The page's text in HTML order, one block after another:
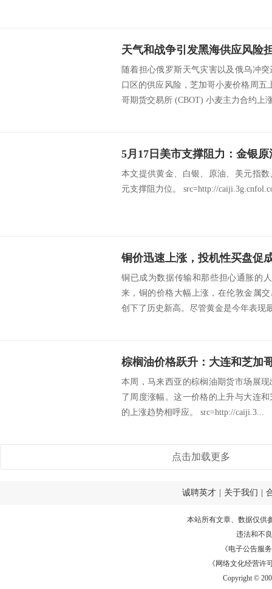
天气和战争引发黑海供应风险
随着担心俄罗斯天气灾害以及俄乌冲
口区的供应风险，芝加哥小麦价格周五
哥期货交易所 (CBOT) 小麦主力合约上
本文提供黄金、白银、原油、美元指
元支撑阻力位。 src=http://
铜价迅速上涨，投机性买盘促
铜已成为数据传输和那些担心通胀的
来，铜的价格大幅上涨，在伦敦金属
创下了历史新高。尽管黄金是今年表现
本周，马来西亚的棕榈油期货市场展
了周度涨幅。这一价格的上升与大连
的上涨趋势相呼应。 src=http://caiji.3...
点击加载更多
诚聘英才 关于我们
本站所有文章、数据仅供
违法和不
《电子公告服务
《网络文化经营许
Copyright ©